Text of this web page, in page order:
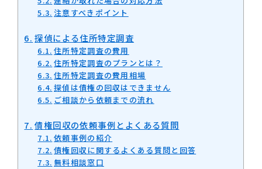
注意すべきポイント
探偵による住所特定調査
住所特定調査の費用
住所特定調査のプランとは？
住所特定調査の費用相場
探偵は債権の回収はできません
ご相談から依頼までの流れ
債権回収の依頼事例とよくある質問
依頼事例の紹介
債権回収に関するよくある質問と回答
無料相談窓口